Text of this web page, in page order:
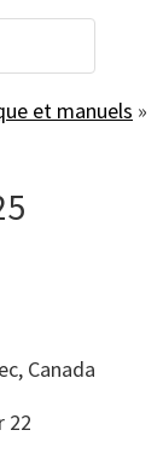
et manuels »
Canada
22